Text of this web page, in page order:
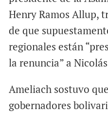
Henry Ramos Allup,
de que
regionales están
la renuncia” a
Ameliach sostuvo
gobernadores